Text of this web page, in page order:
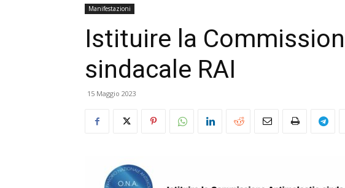
Manifestazioni
Istituire la
sindacale RAI
15 Maggio 2023